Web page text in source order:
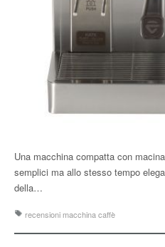
Una macchina compatta con
semplici ma allo stesso tempo
della…
recensioni macchina caffè